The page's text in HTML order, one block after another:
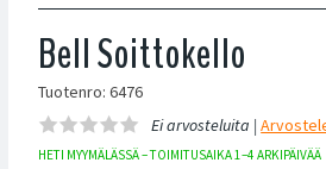
Bell Soittokello
Tuotenro: 6476
Ei arvosteluita |
HETI MYYMÄLÄSSÄ – TOIMITUSAIKA 1–4 ARKIPÄIVÄÄ